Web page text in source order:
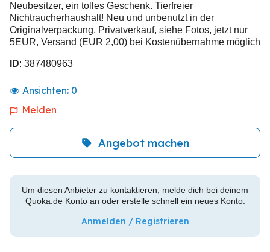
Neubesitzer, ein tolles Geschenk. Tierfreier
Nichtraucherhaushalt! Neu und unbenutzt in der
Originalverpackung, Privatverkauf, siehe Fotos, jetzt nur
5EUR, Versand (EUR 2,00) bei Kostenübernahme möglich
ID: 387480963
Ansichten: 0
Melden
Angebot machen
Um diesen Anbieter zu kontaktieren, melde dich bei deinem
Quoka.de Konto an oder erstelle schnell ein neues Konto.
Anmelden / Registrieren